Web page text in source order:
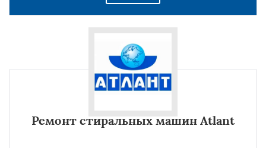
Ремонт стиральных машин Atlant